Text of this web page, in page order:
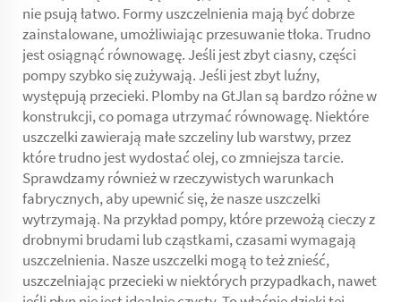
nie psują łatwo. Formy uszczelnienia mają być dobrze
zainstalowane, umożliwiając przesuwanie tłoka. Trudno
jest osiągnąć równowagę. Jeśli jest zbyt ciasny, części
pompy szybko się zużywają. Jeśli jest zbyt luźny,
występują przecieki. Plomby na GtJlan są bardzo różne w
konstrukcji, co pomaga utrzymać równowagę. Niektóre
uszczelki zawierają małe szczeliny lub warstwy, przez
które trudno jest wydostać olej, co zmniejsza tarcie.
Sprawdzamy również w rzeczywistych warunkach
fabrycznych, aby upewnić się, że nasze uszczelki
wytrzymają. Na przykład pompy, które przewożą cieczy z
drobnymi brudami lub cząstkami, czasami wymagają
uszczelnienia. Nasze uszczelki mogą to też znieść,
uszczelniając przecieki w niektórych przypadkach, nawet